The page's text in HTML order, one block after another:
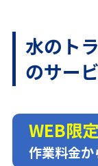
水のト
のサー
WEB限
作業料金か